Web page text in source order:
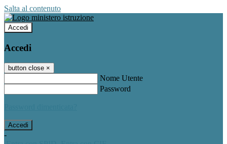
Salta al contenuto
Accedi
Accedi
button close ×
Nome Utente
Password
-